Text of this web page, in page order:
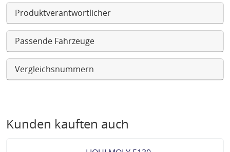
Produktverantwortlicher
Passende Fahrzeuge
Vergleichsnummern
Kunden kauften auch